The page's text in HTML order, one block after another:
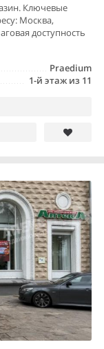
Ключевые
Москва,
доступность
Praedium
1-й этаж из 11